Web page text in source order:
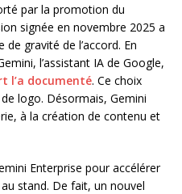
par la promotion du
signée en novembre 2025 a
gravité de l’accord. En
l’assistant IA de Google,
l’a documenté. Ce choix
logo. Désormais, Gemini
à la création de contenu et
Enterprise pour accélérer
stand. De fait, un nouvel